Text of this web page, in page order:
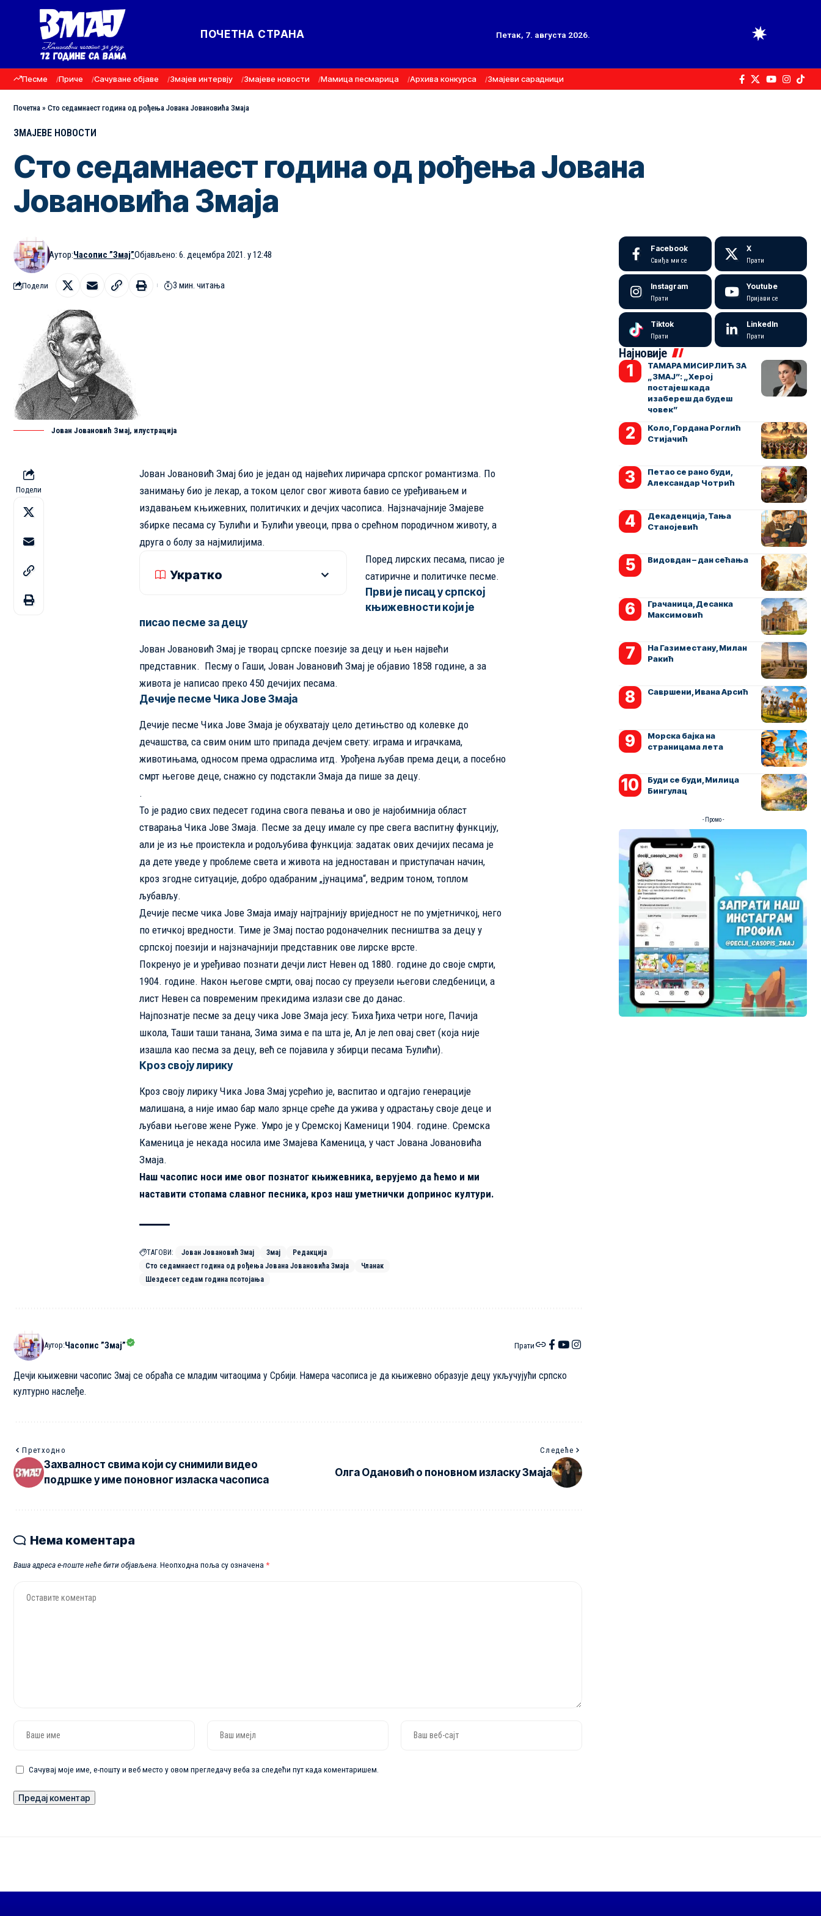
ПОЧЕТНА СТРАНА Петак, 7. августа 2026.
Песме Приче Сачуване објаве Змајев интервју Змајеве новости Мамица песмарица Архива конкурса Змајеви сарадници
Почетна » Сто седамнаест година од рођења Јована Јовановића Змаја
ЗМАЈЕВЕ НОВОСТИ
Сто седамнаест година од рођења Јована
Јовановића Змаја
Аутор:Часопис ”Змај”Објављено: 6. децембра 2021. у 12:48
Подели 3 мин. читања
Јован Јовановић Змај, илустрација
Подели
Јован Јовановић Змајбио je један од највећих лиричара српског романтизма. По
занимању био је лекар, а током целог свог живота бавио се уређивањем и
издавањем књижевних, политичких и дечјих часописа. Најзначајније Змајеве
збирке песама су Ђулићи и Ђулићи увеоци, прва о срећном породичном животу, а
друга о болу за најмилијима.
Укратко
Поред лирских песама, писао је
сатиричне и политичке песме.
Први је писац у српској
књижевности који је
писао песме за децу
Јован Јовановић Змај је творац српске поезије за децу и њен највећи
представник. Песму о Гаши, Јован Јовановић Змај је објавио 1858 године, а за
живота је написао преко 450 дечијих песама.
Дечије песме Чика Јове Змаја
Дечије песме Чика Јове Змаја је обухватају цело детињство од колевке до
дечашства, са свим оним што припада дечјем свету: играма и играчкама,
животињама, односом према одраслима итд. Урођена љубав према деци, а посебно
смрт његове деце, снажно су подстакли Змаја да пише за децу.
.
То је радио свих педесет година свога певања и ово је најобимнија област
стварања Чика Јове Змаја. Песме за децуимале су пре свега васпитну функцију,
али је из ње проистекла и родољубива функција: задатак ових дечијих песама је
да дете уведе у проблеме света и живота на једноставан и приступачан начин,
кроз згодне ситуације, добро одабраним „јунацима“, ведрим тоном, топлом
љубављу.
Дечије песме чика Јове Змаја имају најтрајнију вриједност не по умјетничкој, него
по етичкој вредности. Тиме је Змај постао родоначелник песништва за децу у
српској поезији и најзначајнији представник ове лирске врсте.
Покренуо је и уређивао познати дечји лист Невен од 1880. године до своје смрти,
1904. године. Након његове смрти, овај посао су преузели његови следбеници, а
лист Невен са повременим прекидима излази све до данас.
Најпознатје песме за децу чика Јове Змаја јесу: Ђиха ђиха четри ноге, Пачија
школа, Таши таши танана, Зима зима е па шта је, Ал је леп овај свет (која није
изашла као песма за децу, већ се појавила у збирци песама Ђулићи).
Кроз своју лирику
Кроз своју лирику Чика Јова Змај усрећио је, васпитао и одгајио генерације
малишана, а није имао бар мало зрнце среће да ужива у одрастању своје деце и
љубави његове жене Руже. Умро је у Сремској Каменици 1904. године. Сремска
Каменица је некада носила име Змајева Каменица, у част Јована Јовановића
Змаја.
Наш часопис носи име овог познатог књижевника, верујемо да ћемо и ми
наставити стопама славног песника, кроз наш уметнички допринос култури.
ТАГОВИ: Јован Јовановић Змај Змај
Редакција
Сто седамнаест година од рођења Јована Јовановића Змаја
Чланак
Шездесет седам година псотојања
Аутор:Часопис ”Змај” Прати
Дечји књижевни часопис Змај се обраћа се младим читаоцима у Србији. Намера часописа је да књижевно образује децу укључујући српско
културно наслеђе.
Претходно
Захвалност свима који су снимили видео
подршке у име поновног изласка часописа
Следеће
Олга Одановић о поновном изласку Змаја
Нема коментара
Ваша адреса е-поште неће бити објављена. Неопходна поља су означена *
Сачувај моје име, е-пошту и веб место у овом прегледачу веба за следећи пут када коментаришем.
Facebook
Свиђа ми се
X
Прати
Instagram
Прати
Youtube
Пријави се
Tiktok
Прати
LinkedIn
Прати
Најновије
ТАМАРА МИСИРЛИЋ ЗА
„ЗМАЈ”: „Херој
постајеш када
изабереш да будеш
човек”
Коло, Гордана Роглић
Стијачић
Петао се рано буди,
Александар Чотрић
Декаденција, Тања
Станојевић
Видовдан – дан сећања
Грачаница, Десанка
Максимовић
На Газиместану, Милан
Ракић
Савршени, Ивана Арсић
Морска бајка на
страницама лета
Буди се буди, Милица
Бингулац
- Промо -